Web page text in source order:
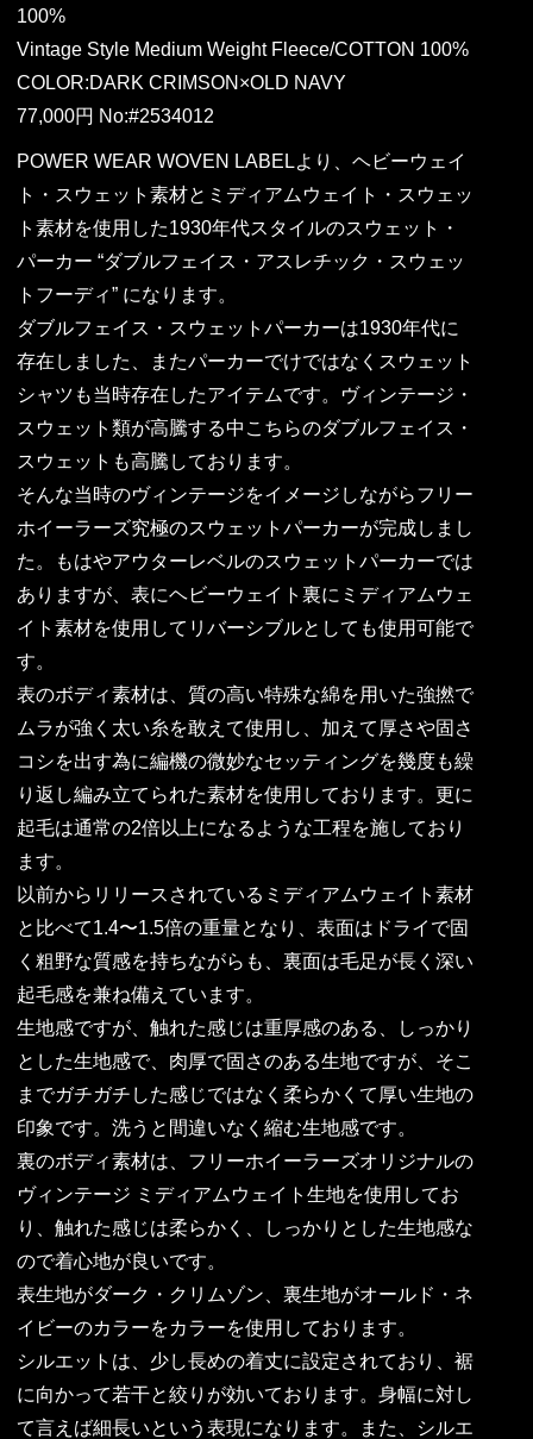
100%
Vintage Style Medium Weight Fleece/COTTON 100%
COLOR:DARK CRIMSON×OLD NAVY
77,000円 No:#2534012
POWER WEAR WOVEN LABELより、ヘビーウェイ
ト・スウェット素材とミディアムウェイト・スウェッ
ト素材を使用した1930年代スタイルのスウェット・
パーカー “ダブルフェイス・アスレチック・スウェッ
トフーディ” になります。
ダブルフェイス・スウェットパーカーは1930年代に
存在しました、またパーカーでけではなくスウェット
シャツも当時存在したアイテムです。ヴィンテージ・
スウェット類が高騰する中こちらのダブルフェイス・
スウェットも高騰しております。
そんな当時のヴィンテージをイメージしながらフリー
ホイーラーズ究極のスウェットパーカーが完成しまし
た。もはやアウターレベルのスウェットパーカーでは
ありますが、表にヘビーウェイト裏にミディアムウェ
イト素材を使用してリバーシブルとしても使用可能で
す。
表のボディ素材は、質の高い特殊な綿を用いた強撚で
ムラが強く太い糸を敢えて使用し、加えて厚さや固さ
コシを出す為に編機の微妙なセッティングを幾度も繰
り返し編み立てられた素材を使用しております。更に
起毛は通常の2倍以上になるような工程を施しており
ます。
以前からリリースされているミディアムウェイト素材
と比べて1.4〜1.5倍の重量となり、表面はドライで固
く粗野な質感を持ちながらも、裏面は毛足が長く深い
起毛感を兼ね備えています。
生地感ですが、触れた感じは重厚感のある、しっかり
とした生地感で、肉厚で固さのある生地ですが、そこ
までガチガチした感じではなく柔らかくて厚い生地の
印象です。洗うと間違いなく縮む生地感です。
裏のボディ素材は、フリーホイーラーズオリジナルの
ヴィンテージ ミディアムウェイト生地を使用してお
り、触れた感じは柔らかく、しっかりとした生地感な
ので着心地が良いです。
表生地がダーク・クリムゾン、裏生地がオールド・ネ
イビーのカラーをカラーを使用しております。
シルエットは、少し長めの着丈に設定されており、裾
に向かって若干と絞りが効いております。身幅に対し
て言えば細長いという表現になります。また、シルエ